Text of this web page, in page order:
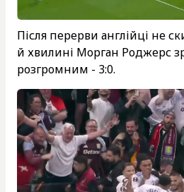
Після перерви англійці не
й хвилині Морган Роджерс
розгромним - 3:0.